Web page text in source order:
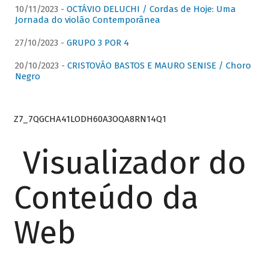
10/11/2023 - OCTÁVIO DELUCHI / Cordas de Hoje: Uma
Jornada do violão Contemporânea
27/10/2023 - GRUPO 3 POR 4
20/10/2023 - CRISTOVÃO BASTOS E MAURO SENISE / Choro
Negro
Z7_7QGCHA41LODH60A3OQA8RN14Q1
Visualizador do
Conteúdo da
Web